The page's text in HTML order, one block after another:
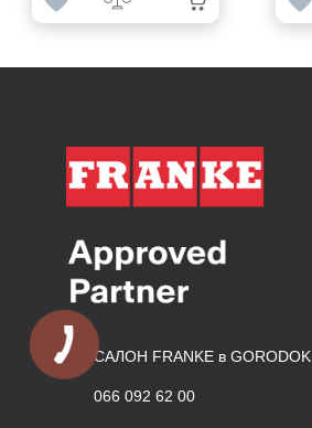
САЛОН FRANKE в GORODOK
066 092 62 00